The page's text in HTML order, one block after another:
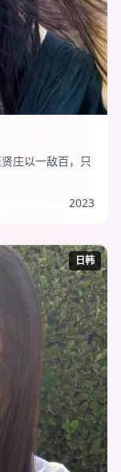
庄以一敌百，只
2023
日韩